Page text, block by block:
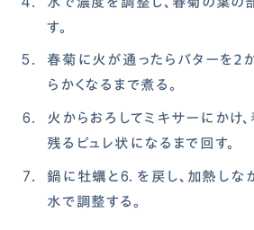
す。
春菊に⽕が通ったらバターを２
らかくなるまで煮る。
⽕からおろしてミキサーにかけ
残るピュレ状になるまで回す。
鍋に牡蠣と6. を戻し、加熱しな
⽔で調整する。